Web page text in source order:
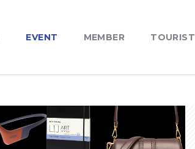
EVENT MEMBER TOURIST